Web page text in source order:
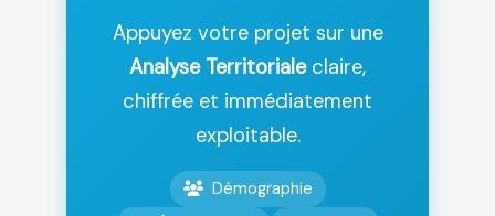
Appuyez votre projet sur une
Analyse Territorialeclaire,
chiffrée et immédiatement
exploitable.
Démographie